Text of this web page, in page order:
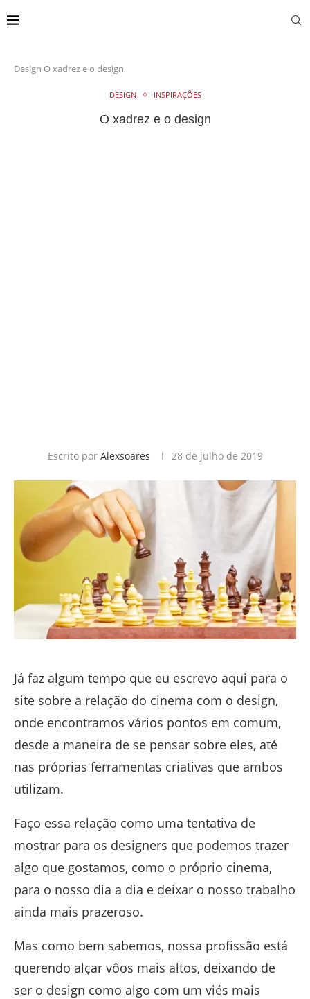
Design O xadrez e o design
DESIGN INSPIRAÇÕES
O xadrez e o design
Escrito por Alexsoares 28 de julho de 2019
Já faz algum tempo que eu escrevo aqui para o
site sobre a relação do cinema com o design,
onde encontramos vários pontos em comum,
desde a maneira de se pensar sobre eles, até
nas próprias ferramentas criativas que ambos
utilizam.
Faço essa relação como uma tentativa de
mostrar para os designers que podemos trazer
algo que gostamos, como o próprio cinema,
para o nosso dia a dia e deixar o nosso trabalho
ainda mais prazeroso.
Mas como bem sabemos, nossa profissão está
querendo alçar vôos mais altos, deixando de
ser o design como algo com um viés mais